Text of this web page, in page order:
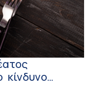
κίνδυνο